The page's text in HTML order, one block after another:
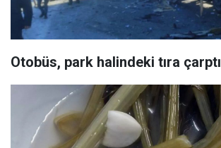
Otobüs, park halindeki tıra çarptı